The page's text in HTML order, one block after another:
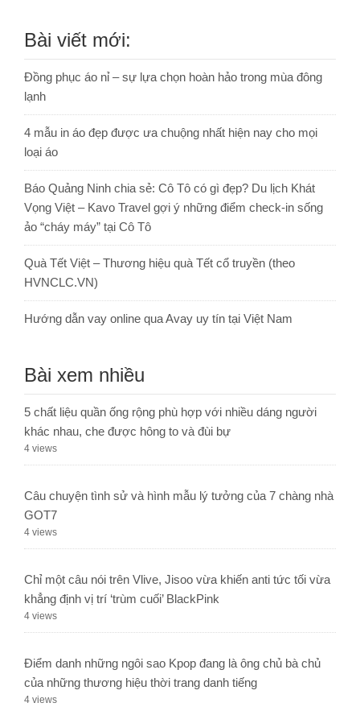
Bài viết mới:
Đồng phục áo nỉ – sự lựa chọn hoàn hảo trong mùa đông
lạnh
4 mẫu in áo đẹp được ưa chuộng nhất hiện nay cho mọi
loại áo
Báo Quảng Ninh chia sẻ: Cô Tô có gì đẹp? Du lịch Khát
Vọng Việt – Kavo Travel gợi ý những điểm check-in sống
ảo “cháy máy” tại Cô Tô
Quà Tết Việt – Thương hiệu quà Tết cổ truyền (theo
HVNCLC.VN)
Hướng dẫn vay online qua Avay uy tín tại Việt Nam
Bài xem nhiều
5 chất liệu quần ống rộng phù hợp với nhiều dáng người
khác nhau, che được hông to và đùi bự
4 views
Câu chuyện tình sử và hình mẫu lý tưởng của 7 chàng nhà
GOT7
4 views
Chỉ một câu nói trên Vlive, Jisoo vừa khiến anti tức tối vừa
khẳng định vị trí ‘trùm cuối’ BlackPink
4 views
Điểm danh những ngôi sao Kpop đang là ông chủ bà chủ
của những thương hiệu thời trang danh tiếng
4 views